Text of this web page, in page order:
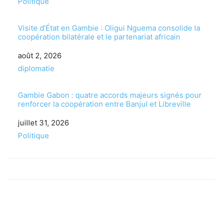
Visite d’État en Gambie : Oligui Nguema consolide la
coopération bilatérale et le partenariat africain
Date
août 2, 2026
Par rapport à
diplomatie
Gambie Gabon : quatre accords majeurs signés pour
renforcer la coopération entre Banjul et Libreville
Date
juillet 31, 2026
Par rapport à
Politique